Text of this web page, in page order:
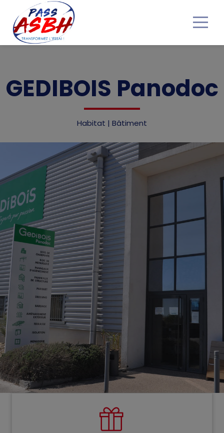
Nos bons Plans
Obtenir mon Pass ASBH
GEDIBOIS Panodoc
Habitat | Bâtiment